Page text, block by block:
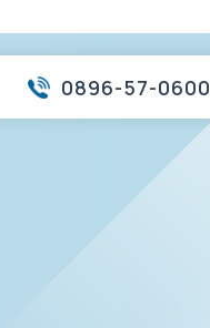
0896-57-0600